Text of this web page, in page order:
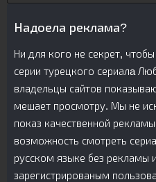
Надоела реклама?
Ни для кого не секрет,
серии турецкого сериалa
владельцы сайтов
мешает просмотру. Мы не
показ качественной
возможность смотреть
русском языке без рекламы
зарегистрированым